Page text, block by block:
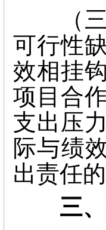
（三
可行性
效相挂
项目合
支出压
际与绩
出责任的
三